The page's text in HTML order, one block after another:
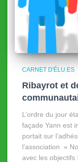
CARNET D'ÉLU.ES
Ribayrot et
L’ordre du jour
façade Yann est
portait sur
l’association «
avec les objectifs